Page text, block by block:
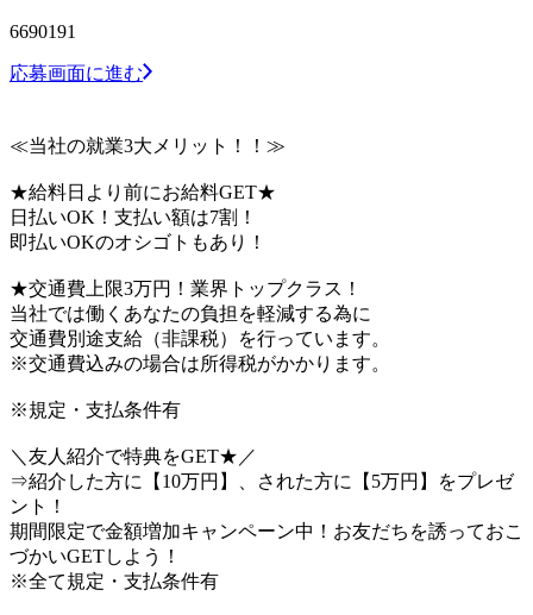
6690191
応募画面に進む
≪当社の就業3大メリット！！≫
★給料日より前にお給料GET★
日払いOK！支払い額は7割！
即払いOKのオシゴトもあり！
★交通費上限3万円！業界トップクラス！
当社では働くあなたの負担を軽減する為に
交通費別途支給（非課税）を行っています。
※交通費込みの場合は所得税がかかります。
※規定・支払条件有
＼友人紹介で特典をGET★／
⇒紹介した方に【10万円】、された方に【5万円】をプレゼ
ント！
期間限定で金額増加キャンペーン中！お友だちを誘っておこ
づかいGETしよう！
※全て規定・支払条件有